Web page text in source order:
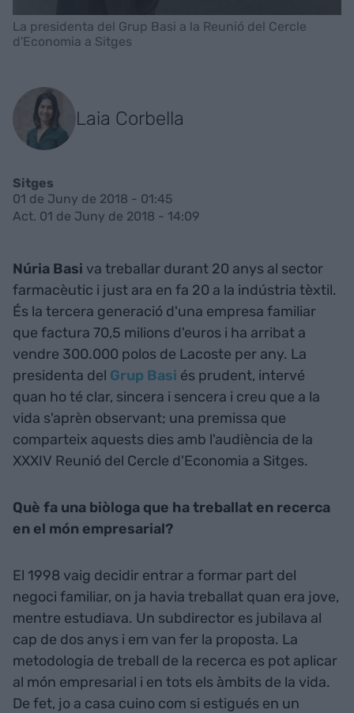
La presidenta del Grup Basi a la Reunió del Cercle
d'Economia a Sitges
Laia Corbella
Sitges
01 de Juny de 2018 - 01:45
Act. 01 de Juny de 2018 - 14:09
Núria Basi va treballar durant 20 anys al sector
farmacèutic i just ara en fa 20 a la indústria tèxtil.
És la tercera generació d'una empresa familiar
que factura 70,5 milions d'euros i ha arribat a
vendre 300.000 polos de Lacoste per any. La
presidenta del Grup Basi és prudent, intervé
quan ho té clar, sincera i sencera i creu que a la
vida s'aprèn observant; una premissa que
comparteix aquests dies amb l'audiència de la
XXXIV Reunió del Cercle d'Economia a Sitges.
Què fa una biòloga que ha treballat en recerca
en el món empresarial?
El 1998 vaig decidir entrar a formar part del
negoci familiar, on ja havia treballat quan era jove,
mentre estudiava. Un subdirector es jubilava al
cap de dos anys i em van fer la proposta. La
metodologia de treball de la recerca es pot aplicar
al món empresarial i en tots els àmbits de la vida.
De fet, jo a casa cuino com si estigués en un